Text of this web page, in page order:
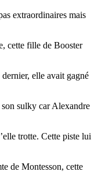
extraordinaires mais
cette fille de Booster
elle avait gagné
sulky car Alexandre
trotte. Cette piste lui
de Montesson, cette